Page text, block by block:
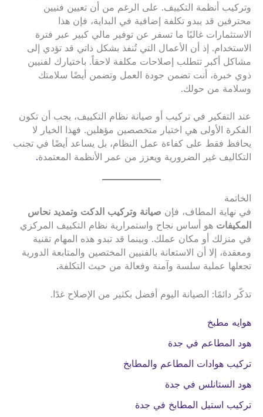
وتركيب أنظمة التكييف. على الرغم من أن تعيين فنيين
محترفين قد يبدو تكلفة إضافية في البداية، فإن هذا
الاستثمارات غالبًا ما تسفر عن توفير مالي كبير عبر فترة
الاستخدام. إذ أن الأعمال التي تُنفذ بشكل ذاتي قد تؤدي إلى
مشاكل أكبر تتطلب إصلاحات مكلفة لاحقاً. باختيارك لفنيين
ذوي خبرة، أنت تضمن جودة العمل وتضمن أيضًا سلامتك
وسلامة من حولك.
عند التفكير في تركيب أو صيانة نظام التكييف، يجب أن تكون
الفكرة الأولى هي اختيار متخصصين مؤهلين. فهذا الخيار لا
يحافظ فقط على كفاءة عمل النظام، بل يساعد أيضًا في تجنب
التكاليف غير الضرورية ويعزز من عمر الأنظمة المعتمدة.
الخاتمة
في نهاية المطاف، فإن صيانة وتركيب الدكت وتمديد نحاس
المكيفات هو أساس نجاح واستمرارية نظام التكييف المركزي
في منزلك أو مكان عملك. وبينما قد تبدو هذه المهام تقنية
ومعقدة، إلا أن الاستعانة بالفنيين المختصين والمتابعة الدورية
تجعلها عملية سلسة وآمنة وفعالة من حيث التكلفة.
تذكّر دائمًا: الصيانة اليوم أفضل بكثير من الإصلاح غدًا.
هوايه مطبخ
هود المطاعم في جدة
تركيب هوادات المطاعم والمطابخ
هود الستانلس في جدة
تركيب استيل المطابخ في جدة